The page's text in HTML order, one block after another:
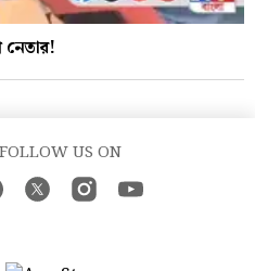
নেতার!
FOLLOW US ON